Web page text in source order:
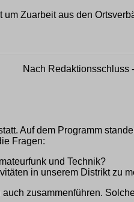
Zuarbeit aus den
Nach Redaktionsschluss
Auf dem Programm
Fragen:
und Technik?
in unserem Distrikt zu
zusammenführen.